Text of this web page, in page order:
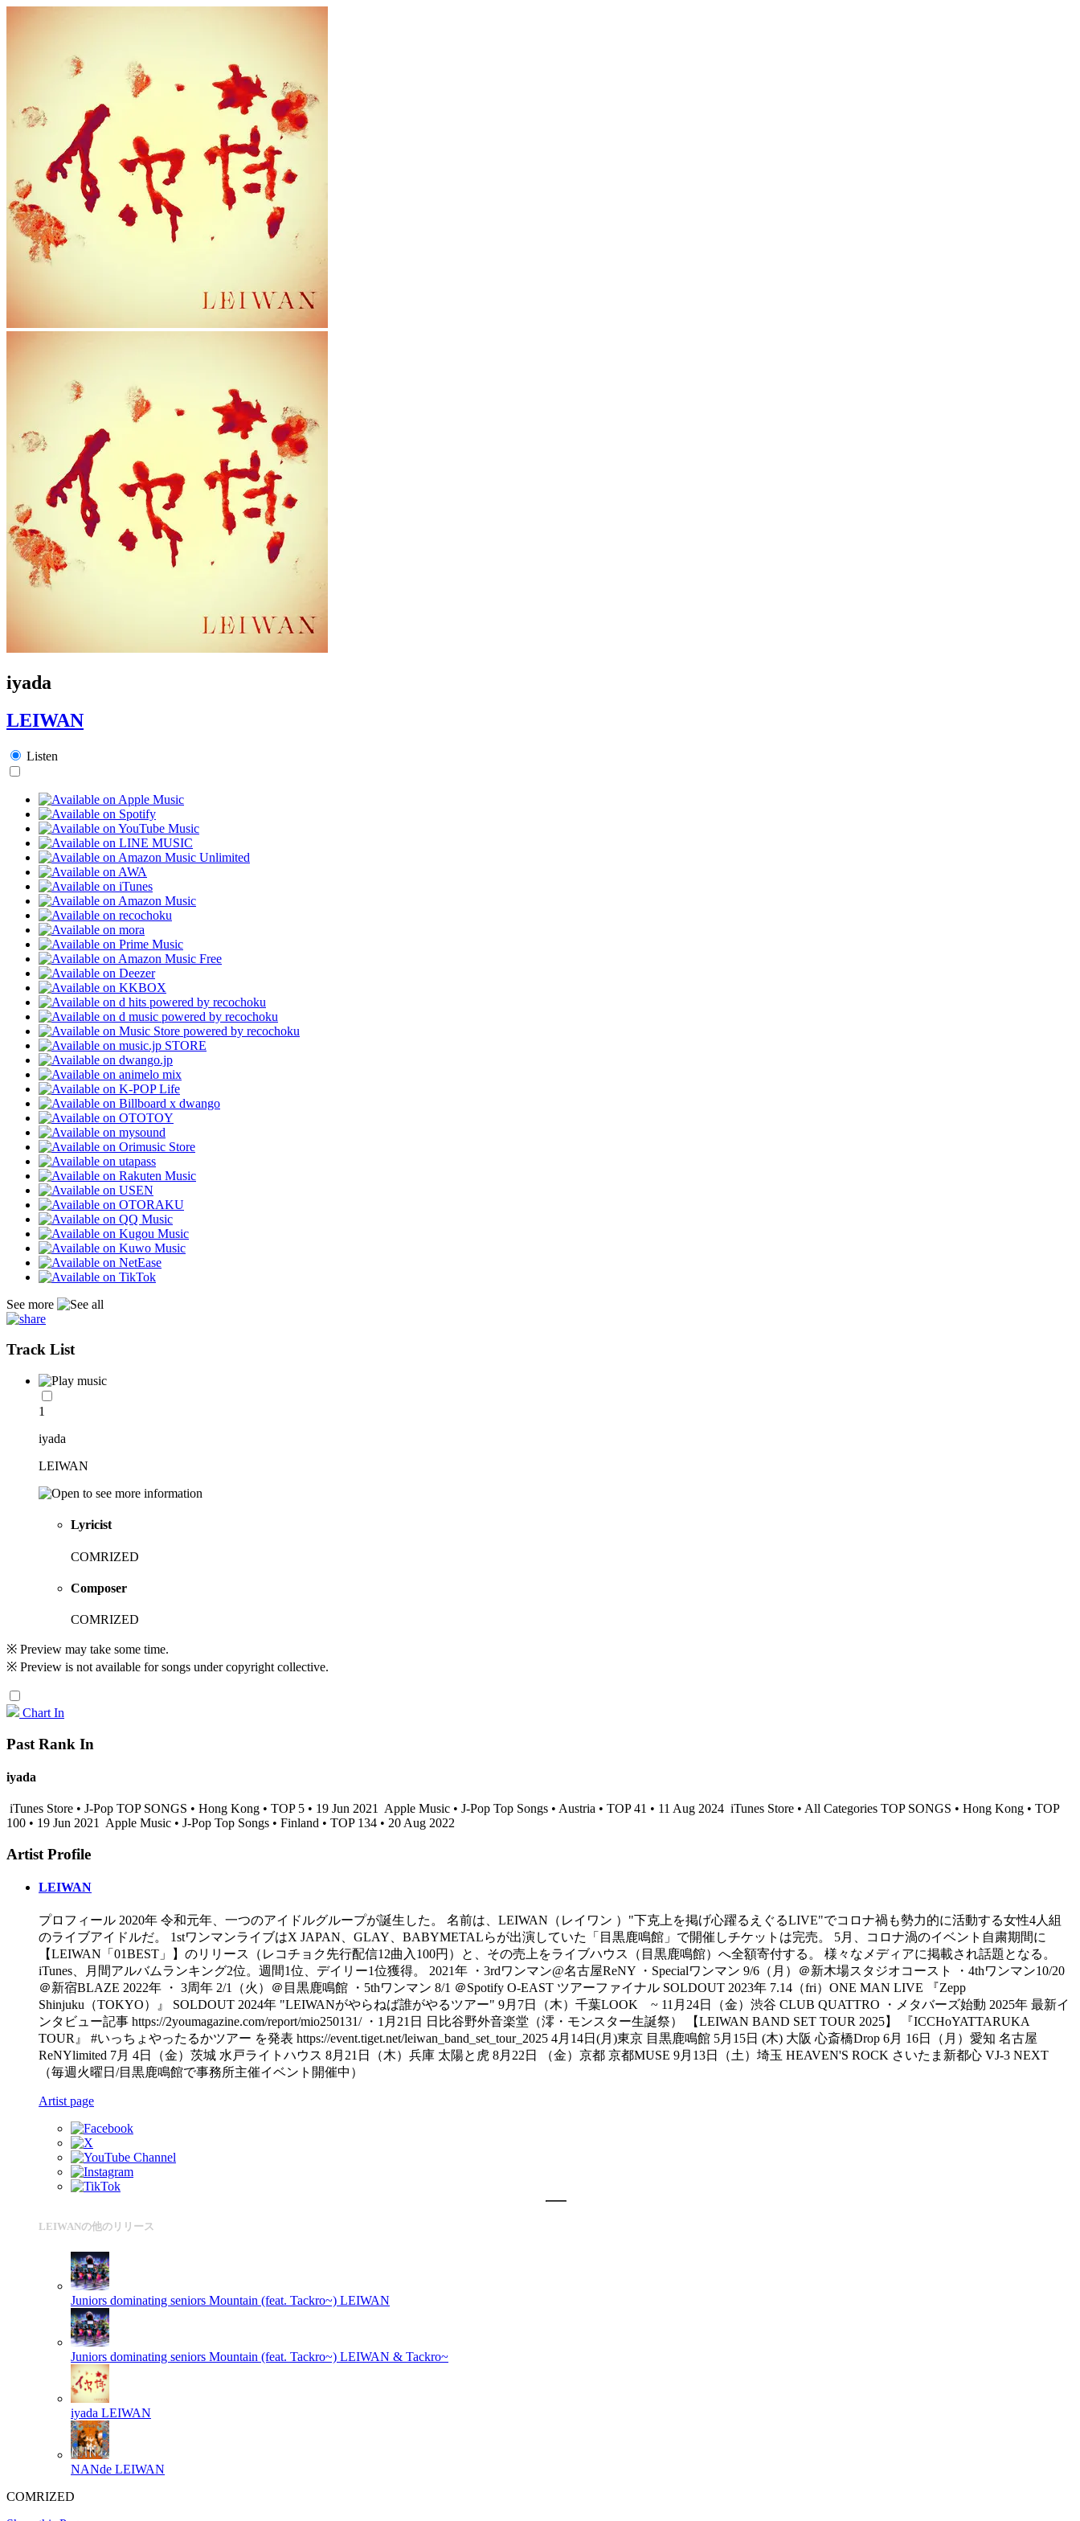
iyada
LEIWAN
Listen
See more
Track List
1
iyada
LEIWAN
Lyricist
COMRIZED
Composer
COMRIZED
※ Preview may take some time.
※ Preview is not available for songs under copyright collective.
Chart In
Past Rank In
iyada
iTunes Store • J-Pop TOP SONGS • Hong Kong • TOP 5 • 19 Jun 2021 Apple Music • J-Pop Top Songs • Austria • TOP 41 • 11 Aug 2024 iTunes Store • All Categories TOP SONGS • Hong Kong • TOP
100 • 19 Jun 2021 Apple Music • J-Pop Top Songs • Finland • TOP 134 • 20 Aug 2022
Artist Profile
LEIWAN
プロフィール 2020年 令和元年、一つのアイドルグループが誕生した。 名前は、LEIWAN（レイワン ）"下克上を掲げ心躍るえぐるLIVE"でコロナ禍も勢力的に活動する女性4人組
のライブアイドルだ。 1stワンマンライブはX JAPAN、GLAY、BABYMETALらが出演していた「目黒鹿鳴館」で開催しチケットは完売。 5月、コロナ渦のイベント自粛期間に
【LEIWAN「01BEST」】のリリース（レコチョク先行配信12曲入100円）と、その売上をライブハウス（目黒鹿鳴館）へ全額寄付する。 様々なメディアに掲載され話題となる。
iTunes、月間アルバムランキング2位。週間1位、デイリー1位獲得。 2021年 ・3rdワンマン@名古屋ReNY ・Specialワンマン 9/6（月）＠新木場スタジオコースト ・4thワンマン10/20
＠新宿BLAZE 2022年 ・ 3周年 2/1（火）＠目黒鹿鳴館 ・5thワンマン 8/1 ＠Spotify O-EAST ツアーファイナル SOLDOUT 2023年 7.14（fri）ONE MAN LIVE 『Zepp
Shinjuku（TOKYO）』 SOLDOUT 2024年 "LEIWANがやらねば誰がやるツアー" 9月7日（木）千葉LOOK ~ 11月24日（金）渋谷 CLUB QUATTRO ・メタバーズ始動 2025年 最新イ
ンタビュー記事 https://2youmagazine.com/report/mio250131/ ・1月21日 日比谷野外音楽堂（澪・モンスター生誕祭） 【LEIWAN BAND SET TOUR 2025】 『ICCHoYATTARUKA
TOUR』 #いっちょやったるかツアー を発表 https://event.tiget.net/leiwan_band_set_tour_2025 4月14日(月)東京 目黒鹿鳴館 5月15日 (木) 大阪 心斎橋Drop 6月 16日（月）愛知 名古屋
ReNYlimited 7月 4日（金）茨城 水戸ライトハウス 8月21日（木）兵庫 太陽と虎 8月22日 （金）京都 京都MUSE 9月13日（土）埼玉 HEAVEN'S ROCK さいたま新都心 VJ-3 NEXT
（毎週火曜日/目黒鹿鳴館で事務所主催イベント開催中）
Artist page
LEIWANの他のリリース
Juniors dominating seniors Mountain (feat. Tackro~) LEIWAN
Juniors dominating seniors Mountain (feat. Tackro~) LEIWAN & Tackro~
iyada LEIWAN
NANde LEIWAN
COMRIZED